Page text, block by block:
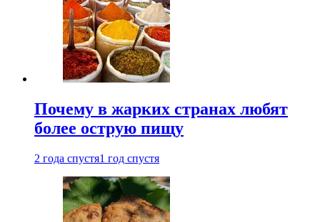
Почему в жарких странах любят
более острую пищу
2 года спустя1 год спустя